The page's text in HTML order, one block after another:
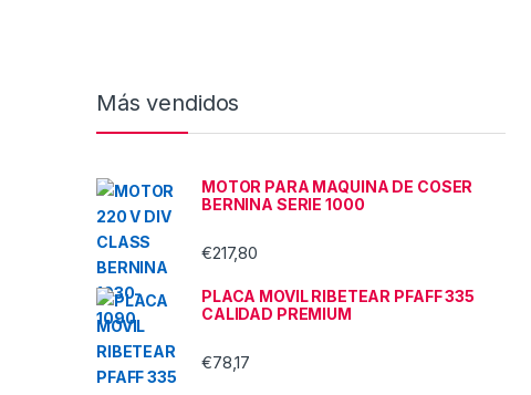
Más vendidos
MOTOR PARA MAQUINA DE COSER
BERNINA SERIE 1000
€217,80
PLACA MOVIL RIBETEAR PFAFF 335
CALIDAD PREMIUM
€78,17